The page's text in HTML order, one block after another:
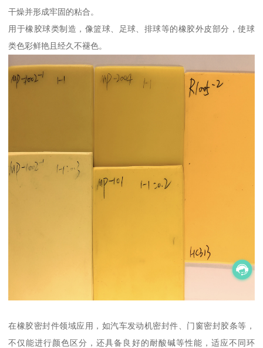
干燥并形成牢固的粘合。
用于橡胶球类制造，像篮球、足球、排球等的橡胶外皮部分，使球
类色彩鲜艳且经久不褪色。
在橡胶密封件领域应用，如汽车发动机密封件、门窗密封胶条等，
不仅能进行颜色区分，还具备良好的耐酸碱等性能，适应不同环